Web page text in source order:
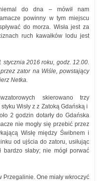
do dna – mówił nam
powinny w tym miejscu
do morza. Wisła jest za
ruch kawałków lodu jest
stycznia 2016 roku, godz. 12.00.
zator na Wiśle, powstający
Netka.
skierowano trzy
Wisły z z Zatoką Gdańską i
2 godzin dotarły do Gdańska
nie mogły się przebić przez
Wisłę między Świbnem i
od ujścia do zatoru, usiłując
słaby; nie mógł porwać
Przegalinie. One miały wkroczyć